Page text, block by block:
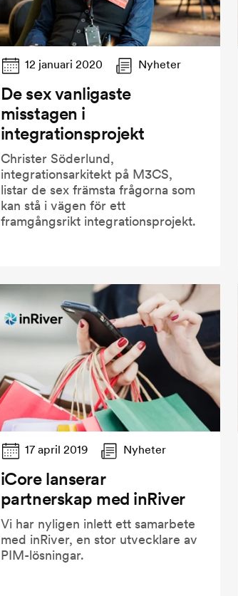
12 januari 2020 Nyheter
De sex vanligaste
misstagen i
integrationsprojekt
Christer Söderlund,
integrationsarkitekt på M3CS,
listar de sex främsta frågorna som
kan stå i vägen för ett
framgångsrikt integrationsprojekt.
17 april 2019 Nyheter
iCore lanserar
partnerskap med inRiver
Vi har nyligen inlett ett samarbete
med inRiver, en stor utvecklare av
PIM-lösningar.